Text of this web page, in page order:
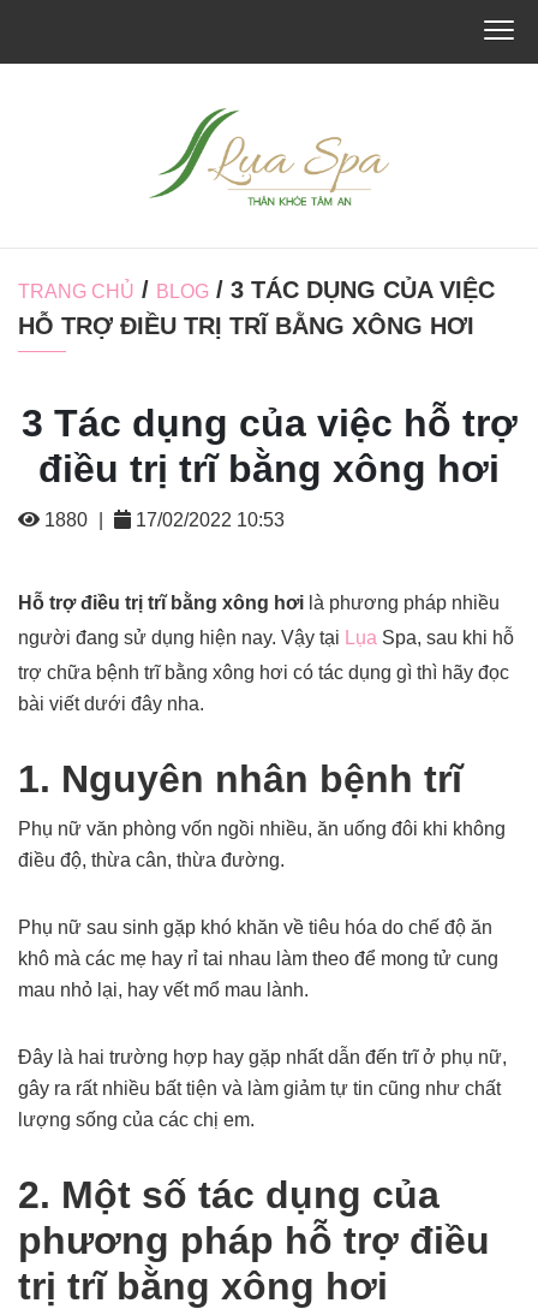
TRANG CHỦ / BLOG / 3 TÁC DỤNG CỦA VIỆC
HỖ TRỢ ĐIỀU TRỊ TRĨ BẰNG XÔNG HƠI
3 Tác dụng của việc hỗ trợ
điều trị trĩ bằng xông hơi
1880 17/02/2022 10:53
Hỗ trợ điều trị trĩ bằng xông hơi là phương pháp nhiều
người đang sử dụng hiện nay. Vậy tại Lụa Spa, sau khi hỗ
trợ chữa bệnh trĩ bằng xông hơi có tác dụng gì thì hãy đọc
bài viết dưới đây nha.
1. Nguyên nhân bệnh trĩ
Phụ nữ văn phòng vốn ngồi nhiều, ăn uống đôi khi không
điều độ, thừa cân, thừa đường.
Phụ nữ sau sinh gặp khó khăn về tiêu hóa do chế độ ăn
khô mà các mẹ hay rỉ tai nhau làm theo để mong tử cung
mau nhỏ lại, hay vết mổ mau lành.
Đây là hai trường hợp hay gặp nhất dẫn đến trĩ ở phụ nữ,
gây ra rất nhiều bất tiện và làm giảm tự tin cũng như chất
lượng sống của các chị em.
2. Một số tác dụng của
phương pháp hỗ trợ điều
trị trĩ bằng xông hơi